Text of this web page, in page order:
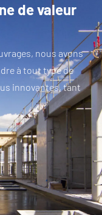
de valeur
nous avons
à tout type de
innovantes, tant